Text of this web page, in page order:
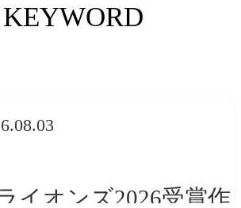
イオンズ2026受賞作